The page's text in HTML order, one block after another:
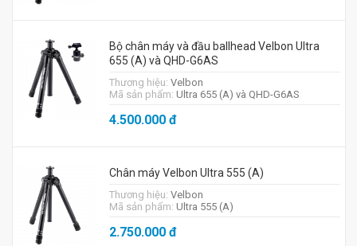
Bộ chân máy và đầu ballhead Velbon Ultra
655 (A) và QHD-G6AS
Thương hiệu: Velbon
Mã sản phẩm: Ultra 655 (A) và QHD-G6AS
4.500.000đ
Chân máy Velbon Ultra 555 (A)
Thương hiệu: Velbon
Mã sản phẩm: Ultra 555 (A)
2.750.000đ